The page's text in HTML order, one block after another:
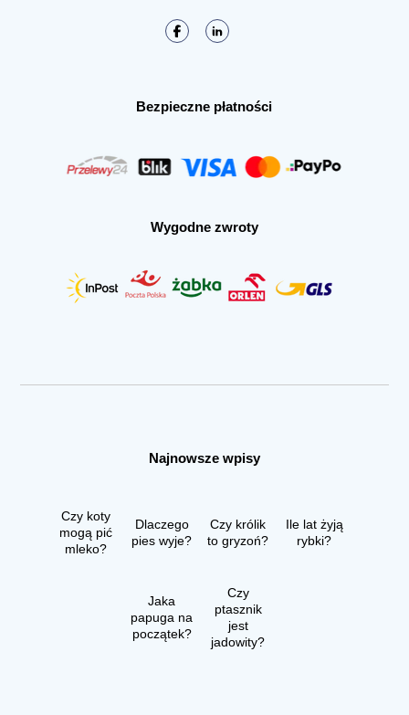
Bezpieczne płatności
Wygodne zwroty
Najnowsze wpisy
Czy koty
mogą pić
mleko?
Dlaczego
pies wyje?
Czy królik
to gryzoń?
Ile lat żyją
rybki?
Jaka
papuga na
początek?
Czy
ptasznik
jest
jadowity?